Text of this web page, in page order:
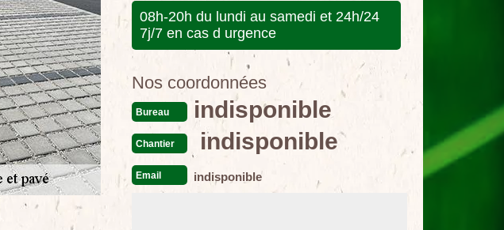
08h-20h du lundi au samedi et 24h/24
7j/7 en cas d urgence
Nos coordonnées
Bureau indisponible
Chantier indisponible
Email indisponible